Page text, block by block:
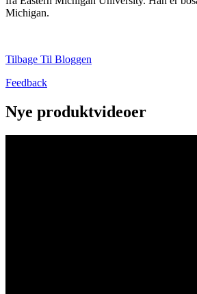
Michigan.
Tilbage Til Bloggen
Feedback
Nye produktvideoer